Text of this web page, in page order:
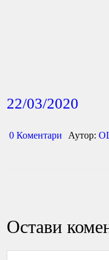
22/03/2020
0 Коментари Аутор:
Остави